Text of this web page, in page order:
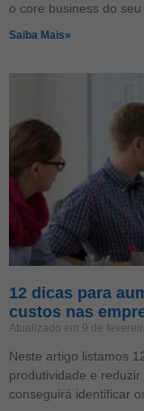
o core business do
Saiba Mais»
12 dicas para
custos nas
Atualizado em 9 de
Neste artigo listamos
produtividade e
conseguirá identificar